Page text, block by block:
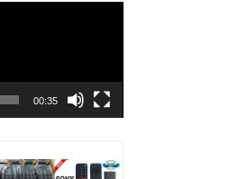
00:35